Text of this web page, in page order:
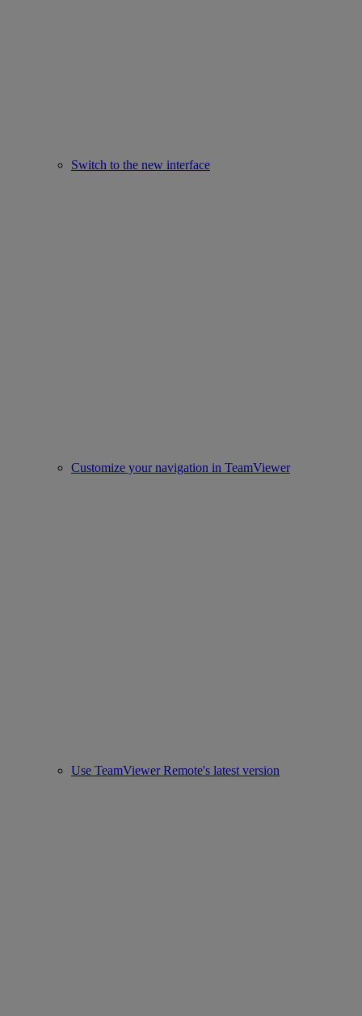
Switch to the new interface
Customize your navigation in TeamViewer
Use TeamViewer Remote's latest version